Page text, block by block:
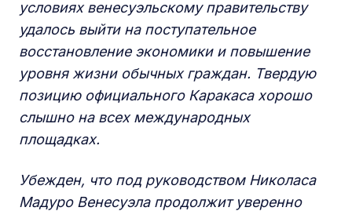
условиях венесуэльскому правительству
удалось выйти на поступательное
восстановление экономики и повышение
уровня жизни обычных граждан. Твердую
позицию официального Каракаса хорошо
слышно на всех международных
площадках.
Убежден, что под руководством Николаса
Мадуро Венесуэла продолжит уверенно